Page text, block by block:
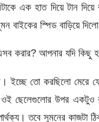
এক হাত দিয়ে টান
বাইকের স্পিড বাড়িয়ে
করার? আপনার যদি কিছু
ইচ্ছে তো করছিলো মেরে
উপর একটুও রাগ
তবে সুমনের কাজটা